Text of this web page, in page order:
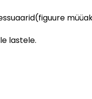
lastele.